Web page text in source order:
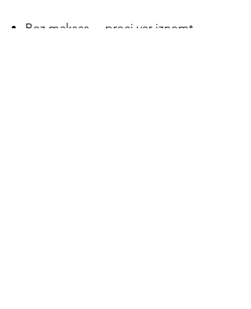
Bez maksas – preci var izņemt